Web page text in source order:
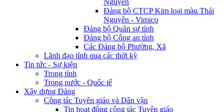
Đảng bộ CTCP Kim loại màu Thái
Nguyên - Vimico
Đảng bộ Quân sự tỉnh
Đảng bộ Công an tỉnh
Các Đảng bộ Phường, Xã
Lãnh đạo tỉnh qua các thời kỳ
Tin tức - Sự kiện
Trong tỉnh
Trong nước - Quốc tế
Xây dựng Đảng
Công tác Tuyên giáo và Dân vận
Tin hoạt động công tác Tuyên giáo